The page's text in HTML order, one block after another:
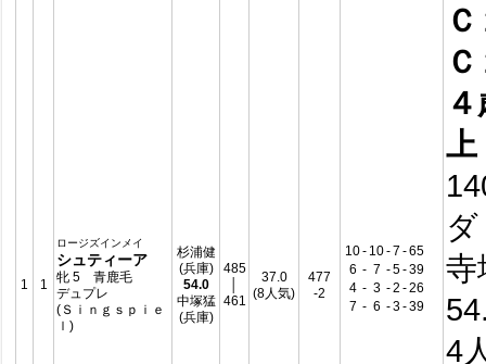
1 1
ロージズインメイ
シュティーア
牝 5 青鹿毛
デュプレ
(Ｓｉｎｇｓｐｉｅ
ｌ)
杉浦健
(兵庫)
54.0
中塚猛
(兵庫)
485
461
37.0
(8人気)
477
-2
10- 10-7 -65
6 - 7 -5-39
4 - 3 -2 -26
7 - 6 -3-39
上
4